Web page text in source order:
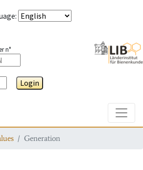
:
n°
Login
Generation